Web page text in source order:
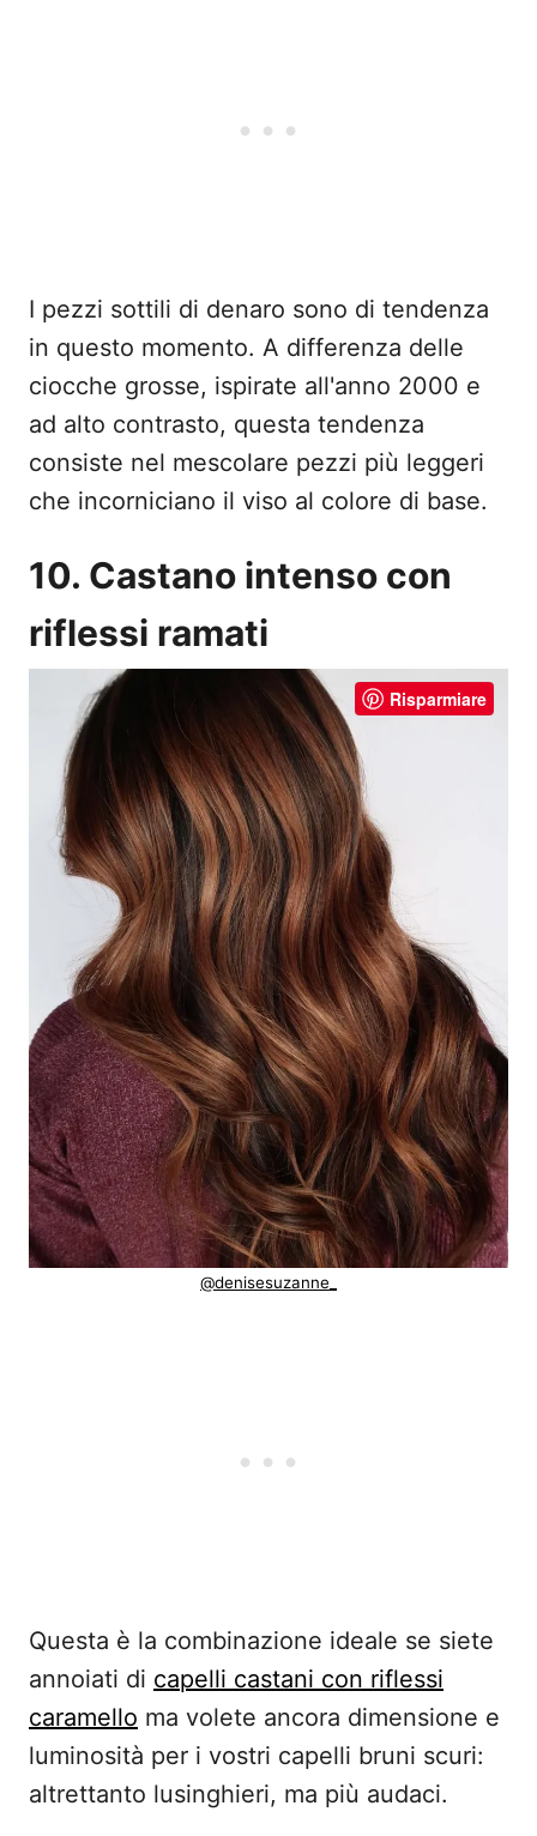
I pezzi sottili di denaro sono di tendenza
in questo momento. A differenza delle
ciocche grosse, ispirate all'anno 2000 e
ad alto contrasto, questa tendenza
consiste nel mescolare pezzi più leggeri
che incorniciano il viso al colore di base.
10. Castano intenso con
riflessi ramati
Risparmiare
@denisesuzanne_
Questa è la combinazione ideale se siete
annoiati di capelli castani con riflessi
caramello ma volete ancora dimensione e
luminosità per i vostri capelli bruni scuri:
altrettanto lusinghieri, ma più audaci.